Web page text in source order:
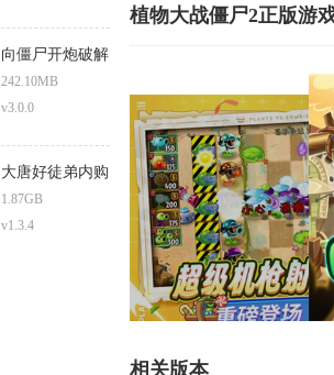
向僵尸开炮破解
版
242.10MB
v3.0.0
大唐好徒弟内购
版
1.87GB
v1.3.4
植物大战僵尸2正版游
相关版本